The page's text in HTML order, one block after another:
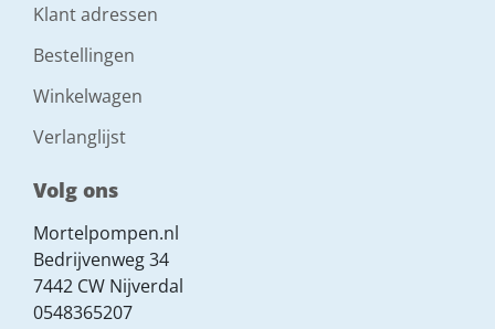
Klant adressen
Bestellingen
Winkelwagen
Verlanglijst
Volg ons
Mortelpompen.nl
Bedrijvenweg 34
7442 CW Nijverdal
0548365207